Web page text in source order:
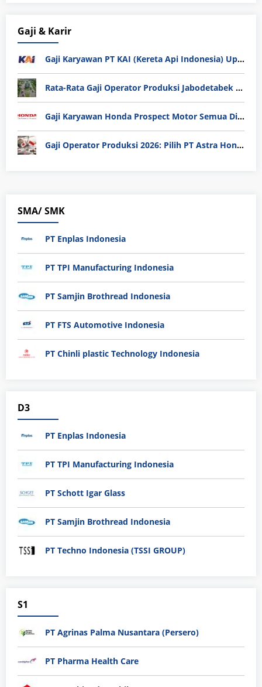
Gaji & Karir
Gaji Karyawan PT KAI (Kereta Api Indonesia) Update 2025
Rata-Rata Gaji Operator Produksi Jabodetabek 2025: Bedah Tuntas UMK, Lemburan, dan Realita Hidup Buruh
Gaji Karyawan Honda Prospect Motor Semua Divisi
Gaji Operator Produksi 2026: Pilih PT Astra Honda Motor (AHM) atau Manufaktur di Jepang?
SMA/ SMK
PT Enplas Indonesia
PT TPI Manufacturing Indonesia
PT Samjin Brothread Indonesia
PT FTS Automotive Indonesia
PT Chinli plastic Technology Indonesia
D3
PT Enplas Indonesia
PT TPI Manufacturing Indonesia
PT Schott Igar Glass
PT Samjin Brothread Indonesia
PT Techno Indonesia (TSSI GROUP)
S1
PT Agrinas Palma Nusantara (Persero)
PT Pharma Health Care